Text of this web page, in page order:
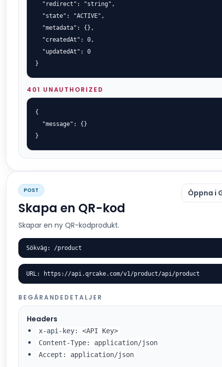
  "redirect": "string",
  "state": "ACTIVE",
  "metadata": {},
  "createdAt": 0,
  "updatedAt": 0
}
401 UNAUTHORIZED
{
  "message": {}
}
POST
Skapa en QR-kod
Skapar en ny QR-kodprodukt.
Öppna i
Sökväg: /product
URL: https://api.qrcake.com/v1/product/api/product
BEGÄRANDEDETALJER
Headers
x-api-key: <API Key>
Content-Type: application/json
Accept: application/json